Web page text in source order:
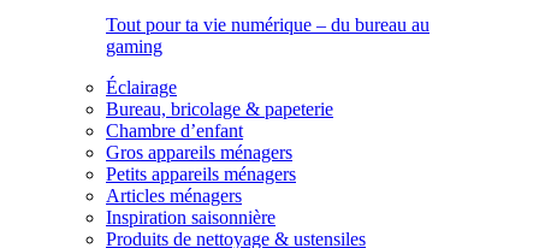
Tout pour ta vie numérique – du bureau au
gaming
Éclairage
Bureau, bricolage & papeterie
Chambre d’enfant
Gros appareils ménagers
Petits appareils ménagers
Articles ménagers
Inspiration saisonnière
Produits de nettoyage & ustensiles